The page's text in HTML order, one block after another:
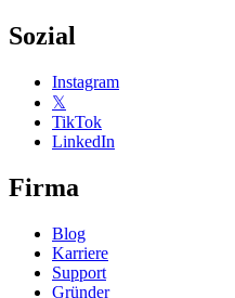
Sozial
Instagram
𝕏
TikTok
LinkedIn
Firma
Blog
Karriere
Support
Gründer